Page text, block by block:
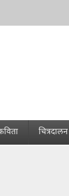
चित्रदालन